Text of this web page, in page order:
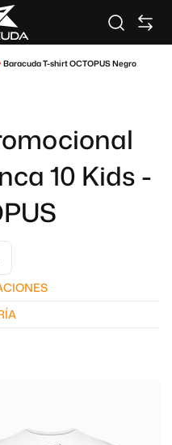
Baracuda T-shirt OCTOPUS Negro
10 Kids -